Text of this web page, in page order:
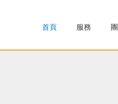
首頁 服務